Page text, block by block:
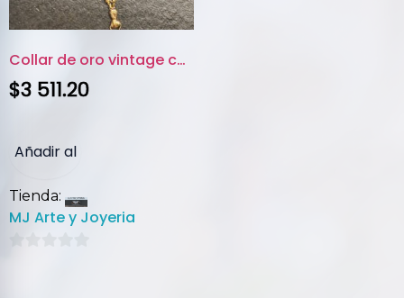
Collar de oro vintage con colg...
$3 511.20
Añadir al
carrito
Tienda:
MJ Arte y Joyeria